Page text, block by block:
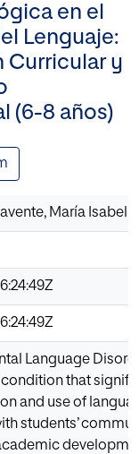
en el
Lenguaje:
Curricular y
(6-8 años)
María Isabel
Language
that
and use of
students’